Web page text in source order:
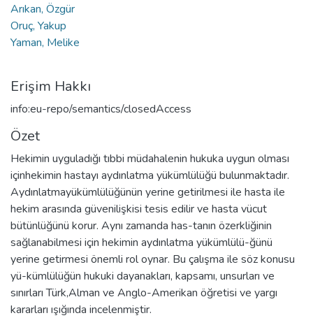
Arıkan, Özgür
Oruç, Yakup
Yaman, Melike
Erişim Hakkı
info:eu-repo/semantics/closedAccess
Özet
Hekimin uyguladığı tıbbi müdahalenin hukuka uygun olması
içinhekimin hastayı aydınlatma yükümlülüğü bulunmaktadır.
Aydınlatmayükümlülüğünün yerine getirilmesi ile hasta ile
hekim arasında güvenilişkisi tesis edilir ve hasta vücut
bütünlüğünü korur. Aynı zamanda has-tanın özerkliğinin
sağlanabilmesi için hekimin aydınlatma yükümlülü-ğünü
yerine getirmesi önemli rol oynar. Bu çalışma ile söz konusu
yü-kümlülüğün hukuki dayanakları, kapsamı, unsurları ve
sınırları Türk,Alman ve Anglo-Amerikan öğretisi ve yargı
kararları ışığında incelenmiştir.